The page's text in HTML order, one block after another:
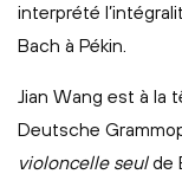
interprété
Bach à Pékin.
Jian Wang est à la
Deutsche
violoncelle seulde